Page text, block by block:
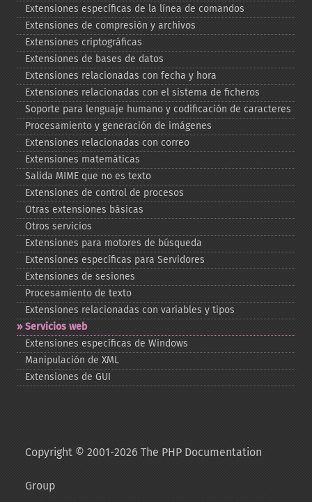
Extensiones específicas de la línea de comandos
Extensiones de compresión y archivos
Extensiones criptográficas
Extensiones de bases de datos
Extensiones relacionadas con fecha y hora
Extensiones relacionadas con el sistema de ficheros
Soporte para lenguaje humano y codificación de caracteres
Procesamiento y generación de imágenes
Extensiones relacionadas con correo
Extensiones matemáticas
Salida MIME que no es texto
Extensiones de control de procesos
Otras extensiones básicas
Otros servicios
Extensiones para motores de búsqueda
Extensiones específicas para Servidores
Extensiones de sesiones
Procesamiento de texto
Extensiones relacionadas con variables y tipos
Servicios web
Extensiones específicas de Windows
Manipulación de XML
Extensiones de GUI
Copyright © 2001-2026 The PHP Documentation
Group